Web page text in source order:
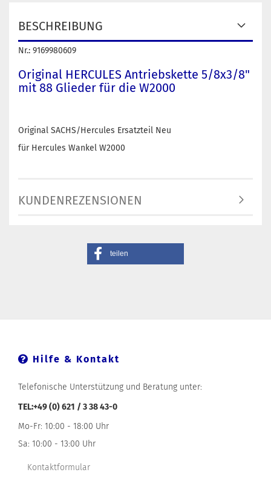
BESCHREIBUNG
Nr.: 9169980609
Original HERCULES Antriebskette 5/8x3/8"
mit 88 Glieder für die W2000
Original SACHS/Hercules Ersatzteil Neu
für Hercules Wankel W2000
KUNDENREZENSIONEN
teilen
Hilfe & Kontakt
Telefonische Unterstützung und Beratung unter:
TEL:+49 (0) 621 / 3 38 43-0
Mo-Fr: 10:00 - 18:00 Uhr
Sa: 10:00 - 13:00 Uhr
Kontaktformular